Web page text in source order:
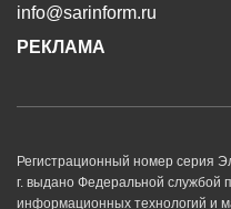
info@sarinform.ru
РЕКЛАМА
Регистрационный номер серия
г. выдано Федеральной службой
информационных технологий и